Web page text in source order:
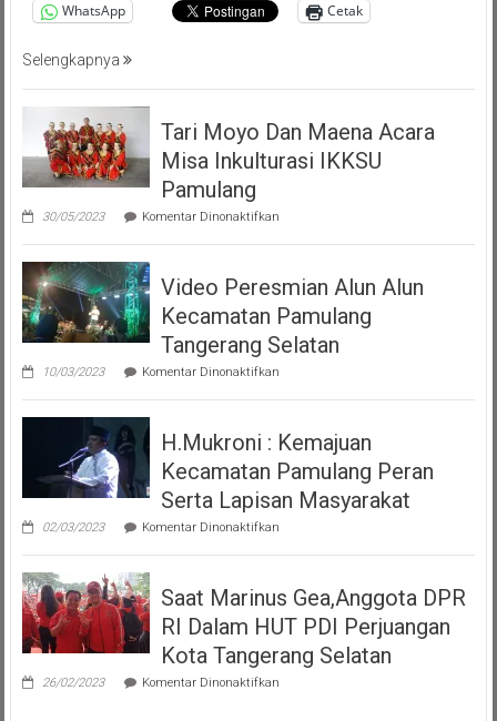
WhatsApp Cetak
Selengkapnya
Tari Moyo Dan Maena Acara
Misa Inkulturasi IKKSU
Pamulang
30/05/2023 Komentar Dinonaktifkanpada
Moyo
Maena
Acara
Misa
Inkulturasi
IKKSU
Pamulang
Video Peresmian Alun Alun
Kecamatan Pamulang
Tangerang Selatan
10/03/2023 Komentar Dinonaktifkanpada
Peresmian
Alun
Kecamatan
Pamulang
Tangerang
Selatan
H.Mukroni : Kemajuan
Kecamatan Pamulang Peran
Serta Lapisan Masyarakat
02/03/2023 Komentar Dinonaktifkanpada
:
Kecamatan
Pamulang
Peran
Lapisan
Masyarakat
Saat Marinus Gea,Anggota DPR
RI Dalam HUT PDI Perjuangan
Kota Tangerang Selatan
26/02/2023 Komentar Dinonaktifkanpada